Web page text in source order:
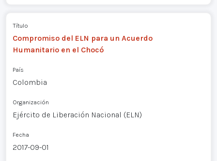
Título
Compromiso del ELN para un Acuerdo
Humanitario en el Chocó
País
Colombia
Organización
Ejército de Liberación Nacional (ELN)
Fecha
2017-09-01